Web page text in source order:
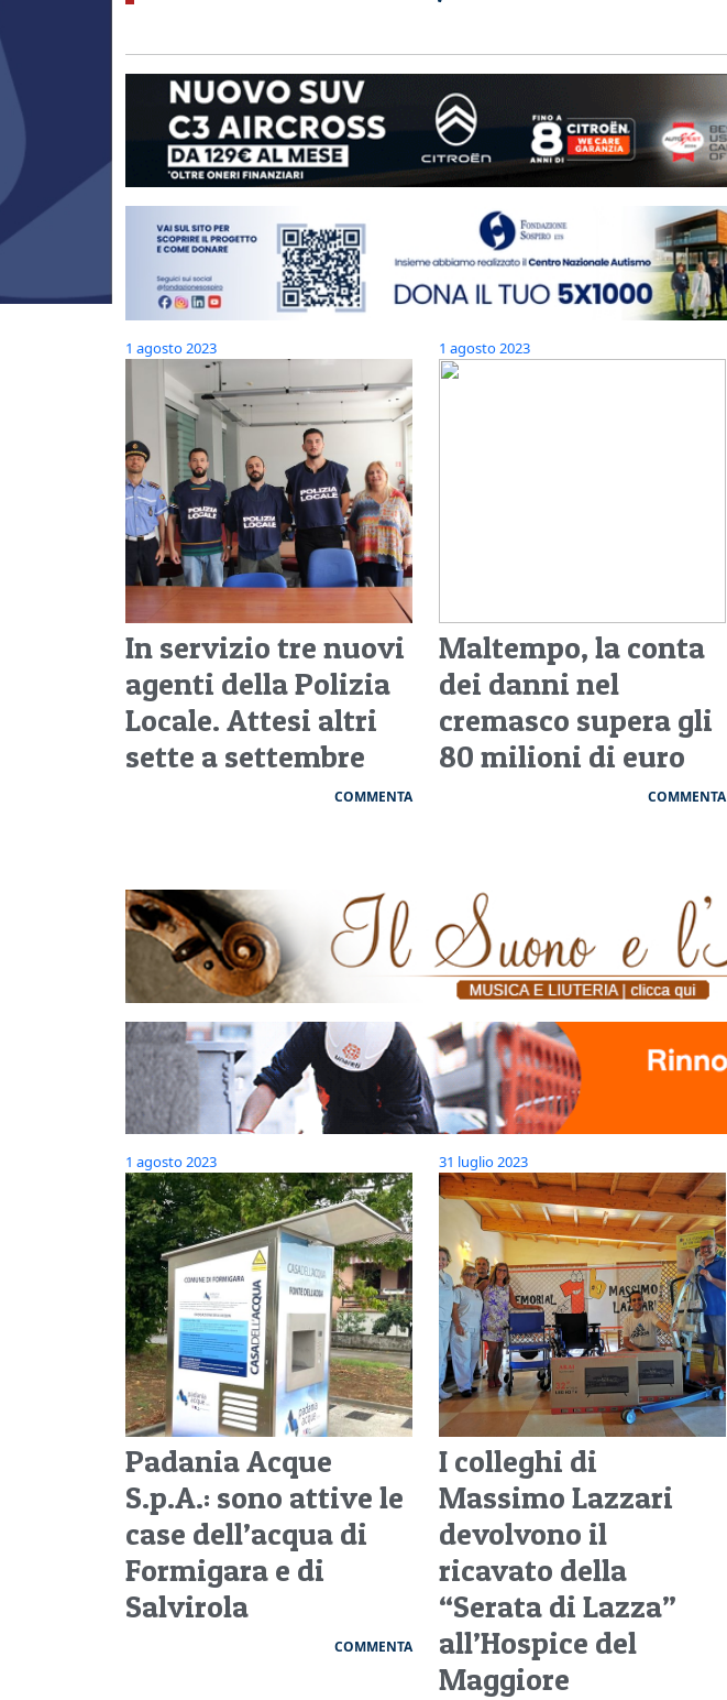
1 agosto 2023
In servizio tre nuovi
agenti della Polizia
Locale. Attesi altri
sette a settembre
COMMENTA
1 agosto 2023
Maltempo, la conta
dei danni nel
cremasco supera gli
80 milioni di euro
COMMENTA
1 agosto 2023
Padania Acque
S.p.A.: sono attive le
case dell’acqua di
Formigara e di
Salvirola
COMMENTA
31 luglio 2023
I colleghi di
Massimo Lazzari
devolvono il
ricavato della
“Serata di Lazza”
all’Hospice del
Maggiore